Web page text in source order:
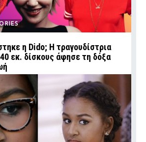
η Dido; Η τραγουδίστρια
εκ. δίσκους άφησε τη δόξα